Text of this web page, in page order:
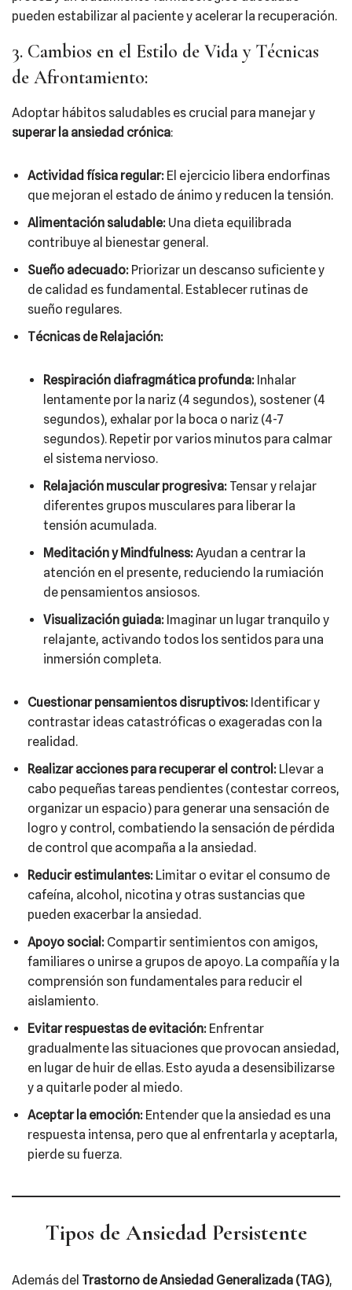
pueden estabilizar al paciente y acelerar la recuperación.
3. Cambios en el Estilo de Vida y Técnicas
de Afrontamiento:
Adoptar hábitos saludables es crucial para manejar y
superar la ansiedad crónica:
Actividad física regular: El ejercicio libera endorfinas
que mejoran el estado de ánimo y reducen la tensión.
Alimentación saludable: Una dieta equilibrada
contribuye al bienestar general.
Sueño adecuado: Priorizar un descanso suficiente y
de calidad es fundamental. Establecer rutinas de
sueño regulares.
Técnicas de Relajación:
Respiración diafragmática profunda: Inhalar
lentamente por la nariz (4 segundos), sostener (4
segundos), exhalar por la boca o nariz (4-7
segundos). Repetir por varios minutos para calmar
el sistema nervioso.
Relajación muscular progresiva: Tensar y relajar
diferentes grupos musculares para liberar la
tensión acumulada.
Meditación y Mindfulness:Ayudan a centrar la
atención en el presente, reduciendo la rumiación
de pensamientos ansiosos.
Visualización guiada: Imaginar un lugar tranquilo y
relajante, activando todos los sentidos para una
inmersión completa.
Cuestionar pensamientos disruptivos: Identificar y
contrastar ideas catastróficas o exageradas con la
realidad.
Realizar acciones para recuperar el control: Llevar a
cabo pequeñas tareas pendientes (contestar correos,
organizar un espacio) para generar una sensación de
logro y control, combatiendo la sensación de pérdida
de control que acompaña a la ansiedad.
Reducir estimulantes: Limitar o evitar el consumo de
cafeína, alcohol, nicotina y otras sustancias que
pueden exacerbar la ansiedad.
Apoyo social: Compartir sentimientos con amigos,
familiares o unirse a grupos de apoyo. La compañía y la
comprensión son fundamentales para reducir el
aislamiento.
Evitar respuestas de evitación: Enfrentar
gradualmente las situaciones que provocan ansiedad,
en lugar de huir de ellas. Esto ayuda a desensibilizarse
y a quitarle poder al miedo.
Aceptar la emoción: Entender que la ansiedad es una
respuesta intensa, pero que al enfrentarla y aceptarla,
pierde su fuerza.
Tipos de Ansiedad Persistente
Además del Trastorno de Ansiedad Generalizada (TAG),